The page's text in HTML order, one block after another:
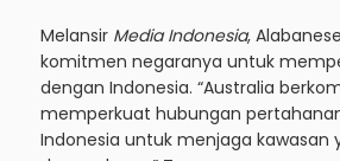
Melansir Media Indonesia,
komitmen negaranya untuk
dengan Indonesia. “Australia
memperkuat hubungan
Indonesia untuk menjaga kawasan